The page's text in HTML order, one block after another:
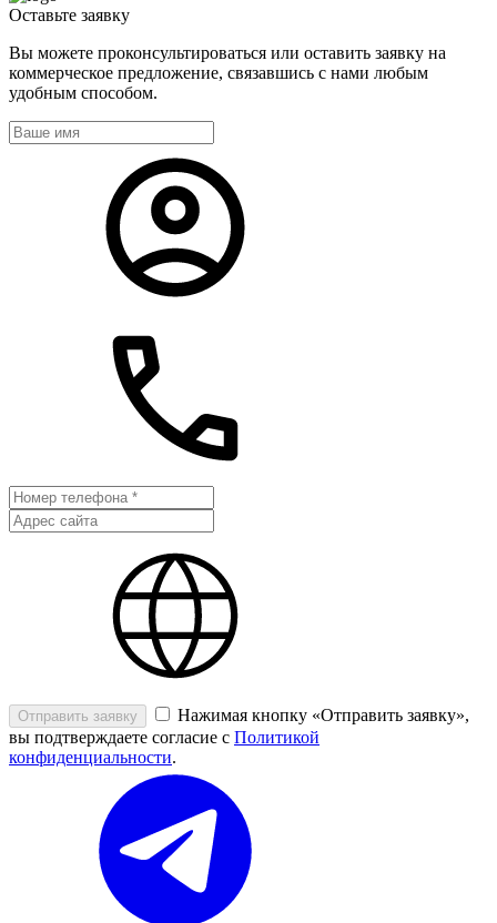
Оставьте заявку
Вы можете проконсультироваться или оставить заявку на
коммерческое предложение, связавшись с нами любым
удобным способом.
Отправить заявку
Нажимая кнопку «Отправить заявку»,
вы подтверждаете согласие с Политикой
конфиденциальности.